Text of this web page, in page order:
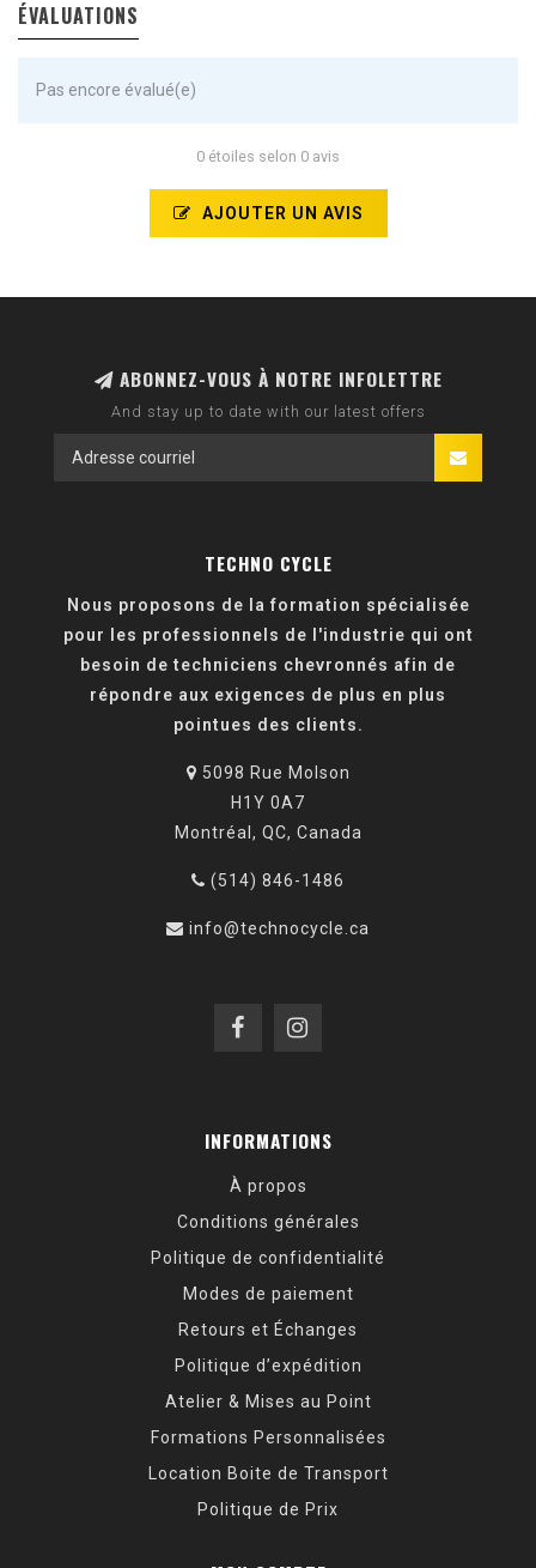
ÉVALUATIONS
Pas encore évalué(e)
0 étoiles selon 0 avis
AJOUTER UN AVIS
ABONNEZ-VOUS À NOTRE INFOLETTRE
And stay up to date with our latest offers
TECHNO CYCLE
Nous proposons de la formation spécialisée
pour les professionnels de l'industrie qui ont
besoin de techniciens chevronnés afin de
répondre aux exigences de plus en plus
pointues des clients.
5098 Rue Molson
H1Y 0A7
Montréal, QC, Canada
(514) 846-1486
info@technocycle.ca
INFORMATIONS
À propos
Conditions générales
Politique de confidentialité
Modes de paiement
Retours et Échanges
Politique d’expédition
Atelier & Mises au Point
Formations Personnalisées
Location Boite de Transport
Politique de Prix